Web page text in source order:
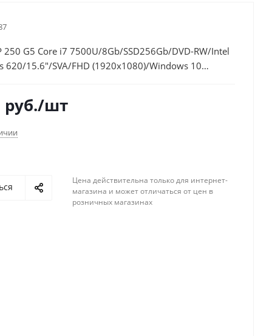
250 G5 Core i7 7500U/8Gb/SSD256Gb/DVD-RW/Intel
620/15.6"/SVA/FHD (1920x1080)/Windows 10
руб./шт
Цена действительна только для интернет-
магазина и может отличаться от цен в
розничных магазинах